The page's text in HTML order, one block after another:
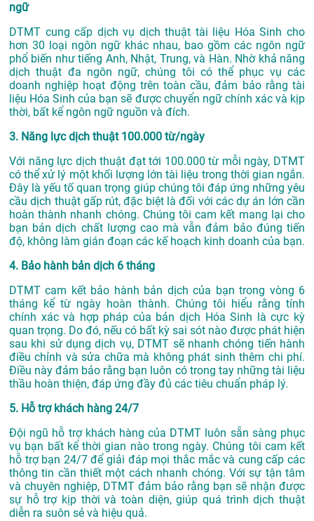
ngữ
DTMT cung cấp dịch vụ dịch thuật tài liệu Hóa Sinh cho
hơn 30 loại ngôn ngữ khác nhau, bao gồm các ngôn ngữ
phổ biến như tiếng Anh, Nhật, Trung, và Hàn. Nhờ khả năng
dịch thuật đa ngôn ngữ, chúng tôi có thể phục vụ các
doanh nghiệp hoạt động trên toàn cầu, đảm bảo rằng tài
liệu Hóa Sinh của bạn sẽ được chuyển ngữ chính xác và kịp
thời, bất kể ngôn ngữ nguồn và đích.
3. Năng lực dịch thuật 100.000 từ/ngày
Với năng lực dịch thuật đạt tới 100.000 từ mỗi ngày, DTMT
có thể xử lý một khối lượng lớn tài liệu trong thời gian ngắn.
Đây là yếu tố quan trọng giúp chúng tôi đáp ứng những yêu
cầu dịch thuật gấp rút, đặc biệt là đối với các dự án lớn cần
hoàn thành nhanh chóng. Chúng tôi cam kết mang lại cho
bạn bản dịch chất lượng cao mà vẫn đảm bảo đúng tiến
độ, không làm gián đoạn các kế hoạch kinh doanh của bạn.
4. Bảo hành bản dịch 6 tháng
DTMT cam kết bảo hành bản dịch của bạn trong vòng 6
tháng kể từ ngày hoàn thành. Chúng tôi hiểu rằng tính
chính xác và hợp pháp của bản dịch Hóa Sinh là cực kỳ
quan trọng. Do đó, nếu có bất kỳ sai sót nào được phát hiện
sau khi sử dụng dịch vụ, DTMT sẽ nhanh chóng tiến hành
điều chỉnh và sửa chữa mà không phát sinh thêm chi phí.
Điều này đảm bảo rằng bạn luôn có trong tay những tài liệu
thầu hoàn thiện, đáp ứng đầy đủ các tiêu chuẩn pháp lý.
5. Hỗ trợ khách hàng 24/7
Đội ngũ hỗ trợ khách hàng của DTMT luôn sẵn sàng phục
vụ bạn bất kể thời gian nào trong ngày. Chúng tôi cam kết
hỗ trợ bạn 24/7 để giải đáp mọi thắc mắc và cung cấp các
thông tin cần thiết một cách nhanh chóng. Với sự tận tâm
và chuyên nghiệp, DTMT đảm bảo rằng bạn sẽ nhận được
sự hỗ trợ kịp thời và toàn diện, giúp quá trình dịch thuật
diễn ra suôn sẻ và hiệu quả.